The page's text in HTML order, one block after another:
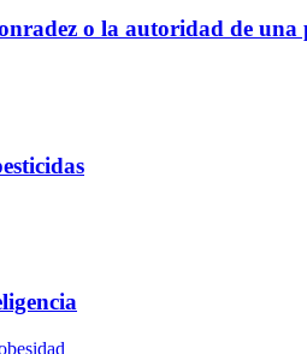
o la autoridad de una